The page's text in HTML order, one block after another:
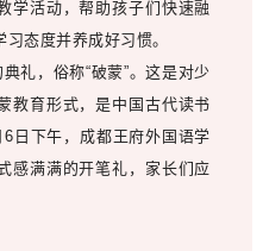
学活动，帮助孩子们快速融
态度并养成好习惯。
礼，俗称“破蒙”。这是对少
教育形式，是中国古代读书
日下午，成都王府外国语学
感满满的开笔礼，家长们应